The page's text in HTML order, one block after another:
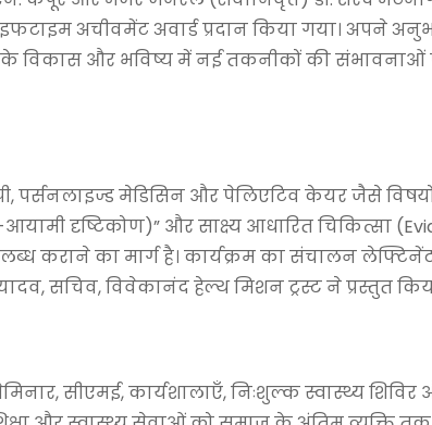
अचीवमेंट अवार्ड प्रदान किया गया। अपने
के विकास और भविष्य में नई तकनीकों की संभावनाओं
पर्सनलाइज्ड मेडिसिन और पेलिएटिव केयर जैसे
आयामी दृष्टिकोण)” और साक्ष्य आधारित चिकित्सा
कराने का मार्ग है। कार्यक्रम का संचालन
सचिव, विवेकानंद हेल्थ मिशन ट्रस्ट ने प्रस्तुत
सीएमई, कार्यशालाएँ, निःशुल्क स्वास्थ्य शिविर